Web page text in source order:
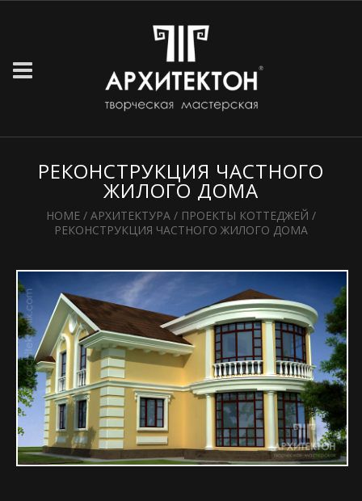
РЕКОНСТРУКЦИЯ ЧАСТНОГО
ЖИЛОГО ДОМА
HOME / АРХИТЕКТУРА / ПРОЕКТЫ КОТТЕДЖЕЙ /
РЕКОНСТРУКЦИЯ ЧАСТНОГО ЖИЛОГО ДОМА